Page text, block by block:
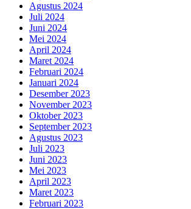
Agustus 2024
Juli 2024
Juni 2024
Mei 2024
April 2024
Maret 2024
Februari 2024
Januari 2024
Desember 2023
November 2023
Oktober 2023
September 2023
Agustus 2023
Juli 2023
Juni 2023
Mei 2023
April 2023
Maret 2023
Februari 2023